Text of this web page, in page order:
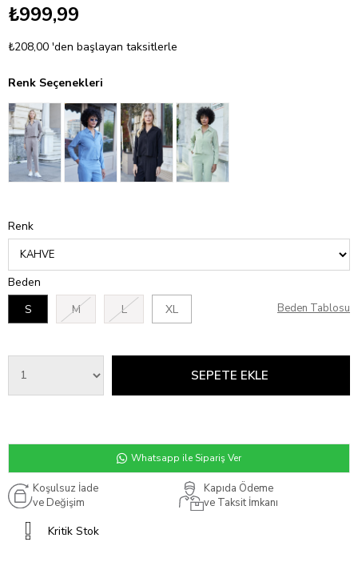
₺999,99
₺208,00 'den başlayan taksitlerle
Renk Seçenekleri
Renk
Beden
S
M L XL Beden Tablosu
Whatsapp ile Sipariş Ver
Koşulsuz İade
ve Değişim
Kapıda Ödeme
ve Taksit İmkanı
Kritik Stok